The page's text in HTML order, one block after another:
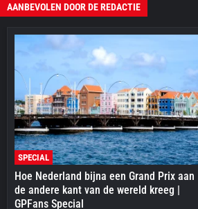
AANBEVOLEN DOOR DE REDACTIE
SPECIAL
Hoe Nederland bijna een Grand Prix aan
de andere kant van de wereld kreeg |
GPFans Special